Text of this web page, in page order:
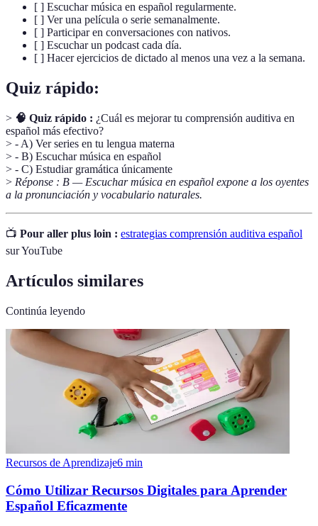
[ ] Escuchar música en español regularmente.
[ ] Ver una película o serie semanalmente.
[ ] Participar en conversaciones con nativos.
[ ] Escuchar un podcast cada día.
[ ] Hacer ejercicios de dictado al menos una vez a la semana.
Quiz rápido:
> 🧠 Quiz rápido : ¿Cuál es mejorar tu comprensión auditiva en
español más efectivo?
> - A) Ver series en tu lengua materna
> - B) Escuchar música en español
> - C) Estudiar gramática únicamente
> Réponse : B — Escuchar música en español expone a los oyentes
a la pronunciación y vocabulario naturales.
📺 Pour aller plus loin : estrategias comprensión auditiva español
sur YouTube
Artículos similares
Continúa leyendo
Recursos de Aprendizaje6 min
Cómo Utilizar Recursos Digitales para Aprender
Español Eficazmente